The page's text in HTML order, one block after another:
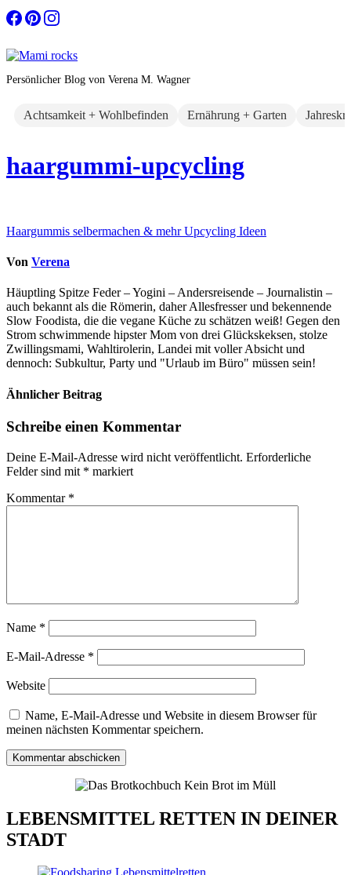
Zum
Inhalt
Persönlicher Blog von Verena M. Wagner
Achtsamkeit + Wohlbefinden Ernährung + Garten
haargummi-upcycling
Beitragsnavigation
Haargummis selbermachen & mehr Upcycling Ideen
Von Verena
Häuptling Spitze Feder – Yogini – Andersreisende – Journalistin –
auch bekannt als die Römerin, daher Allesfresser und bekennende
Slow Foodista, die die vegane Küche zu schätzen weiß! Gegen den
Strom schwimmende hipster Mom von drei Glückskeksen, stolze
Zwillingsmami, Wahltirolerin, Landei mit voller Absicht und
dennoch: Subkultur, Party und "Urlaub im Büro" müssen sein!
Ähnlicher Beitrag
Schreibe einen Kommentar
Deine E-Mail-Adresse wird nicht veröffentlicht. Erforderliche
Felder sind mit * markiert
Kommentar *
Name *
E-Mail-Adresse *
Website
Name, E-Mail-Adresse und Website in diesem Browser für
meinen nächsten Kommentar speichern.
LEBENSMITTEL RETTEN IN DEINER
STADT